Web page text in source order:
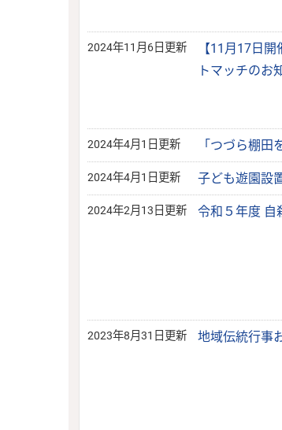
2024年11月6日更新
【11月17日
トマッチのお
2024年4月1日更新 「つづら棚田
2024年4月1日更新 子ども遊園設
2024年2月13日更新 令和５年度 自
2023年8月31日更新 地域伝統行事